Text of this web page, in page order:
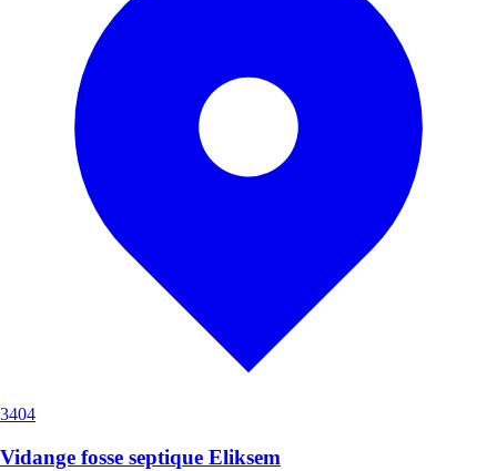
3404
Vidange fosse septique Eliksem